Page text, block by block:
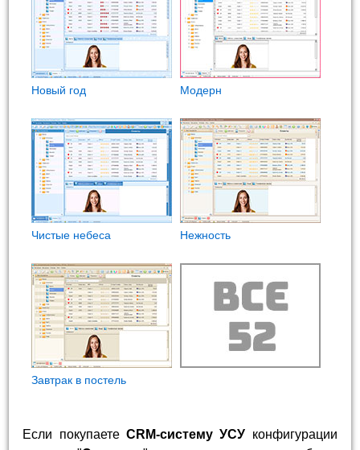
Новый год Модерн
Чистые небеса Нежность
Завтрак в постель
Если покупаете CRM-систему УСУ конфигурации